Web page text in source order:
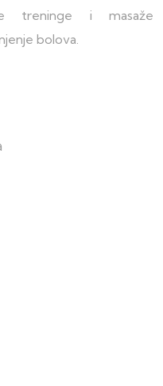
treninge i masaže
bolova.